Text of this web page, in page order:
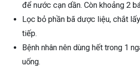
để nước cạn dần. Còn khoảng 2
Lọc bỏ phần bã dược liệu, chắt
tiếp.
Bệnh nhân nên dùng hết trong 1
uống.